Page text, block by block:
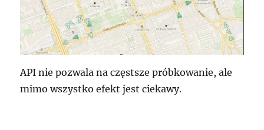
API nie pozwala na częstsze próbkowanie, ale
mimo wszystko efekt jest ciekawy.